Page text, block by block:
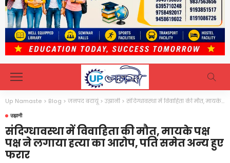
Up Namaste > Blog > जनपद बदायूं>उझानी > संदिग्धावस्था में विवाहिता की मौत, मायके पक्ष पक्ष ने लगाया हत्या का आरोप, पति समेत अन्य हुए फरार
उझानी
संदिग्धावस्था में विवाहिता की मौत, मायके पक्ष
पक्ष ने लगाया हत्या का आरोप, पति समेत अन्य हुए
फरार